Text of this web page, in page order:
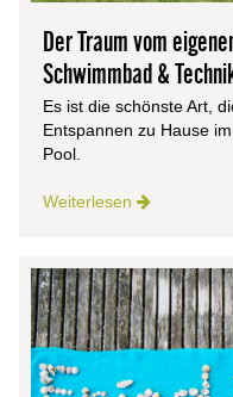
Der Traum vom
Schwimmbad &
Es ist die schönste Art,
Entspannen zu Hause
Pool.
Weiterlesen